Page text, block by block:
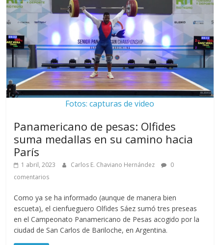
Fotos: capturas de video
Panamericano de pesas: Olfides
suma medallas en su camino hacia
París
1 abril, 2023 Carlos E. Chaviano Hernández
0
comentarios
Como ya se ha informado (aunque de manera bien
escueta), el cienfueguero Olfides Sáez sumó tres preseas
en el Campeonato Panamericano de Pesas acogido por la
ciudad de San Carlos de Bariloche, en Argentina.